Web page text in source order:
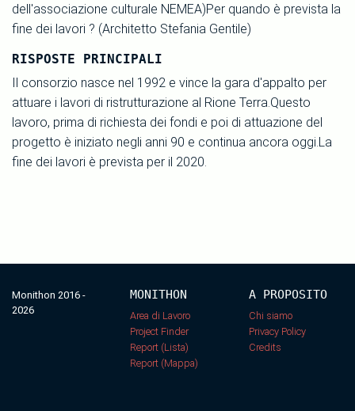
dell'associazione culturale NEMEA)Per quando è prevista la
fine dei lavori ? (Architetto Stefania Gentile)
RISPOSTE PRINCIPALI
Il consorzio nasce nel 1992 e vince la gara d'appalto per
attuare i lavori di ristrutturazione al Rione Terra.Questo
lavoro, prima di richiesta dei fondi e poi di attuazione del
progetto è iniziato negli anni 90 e continua ancora oggi.La
fine dei lavori è prevista per il 2020.
Monithon 2016 -
2026
MONITHON
Area di Lavoro
Project Finder
Report (Lista)
Report (Mappa)
A PROPOSITO
Chi siamo
Privacy Policy
Credits